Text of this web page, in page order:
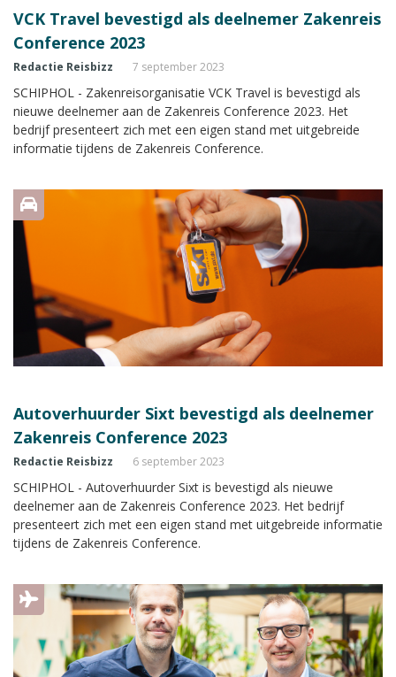
VCK Travel bevestigd als deelnemer Zakenreis
Conference 2023
Redactie Reisbizz 7 september 2023
SCHIPHOL - Zakenreisorganisatie VCK Travel is bevestigd als
nieuwe deelnemer aan de Zakenreis Conference 2023. Het
bedrijf presenteert zich met een eigen stand met uitgebreide
informatie tijdens de Zakenreis Conference.
Autoverhuurder Sixt bevestigd als deelnemer
Zakenreis Conference 2023
Redactie Reisbizz 6 september 2023
SCHIPHOL - Autoverhuurder Sixt is bevestigd als nieuwe
deelnemer aan de Zakenreis Conference 2023. Het bedrijf
presenteert zich met een eigen stand met uitgebreide informatie
tijdens de Zakenreis Conference.